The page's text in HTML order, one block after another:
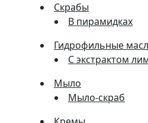
Скрабы
В пирамидках
Гидрофильные
С экстрактом
Мыло
Мыло-скраб